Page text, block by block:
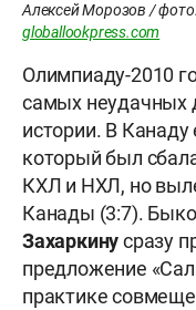
Алексей Морозов /
globallookpress.com
Олимпиаду-2010
самых неудачных
истории. В Канаду
который был
КХЛ и НХЛ, но
Канады (3:7).
Захаркинусразу
предложение
практике